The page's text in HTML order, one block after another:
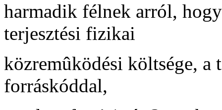
harmadik félnek arról,
terjesztési fizikai
közremûködési költsége, a
forráskóddal,